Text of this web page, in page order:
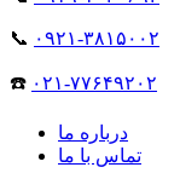
📞 ۰۹۲۱-۳۸۱۵۰۰۲
☎️ ۰۲۱-۷۷۶۴۹۲۰۲
درباره ما
تماس با ما